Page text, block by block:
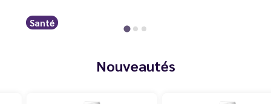
Santé
Nouveautés